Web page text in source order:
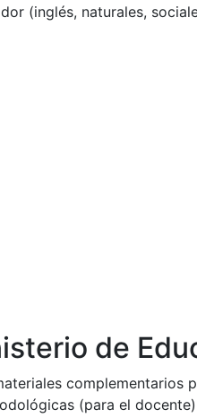
(inglés, naturales,
de
complementarios
(para el